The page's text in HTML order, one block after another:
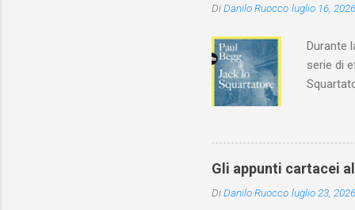
DiDanilo Ruocco luglio 16, 2026
Durante
serie di
dedica
classe
Gli appunti cartacei
DiDanilo Ruocco luglio 23, 2026